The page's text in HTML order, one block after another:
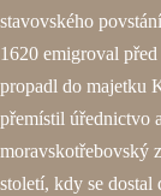
stavovského
1620 emigroval
propadl do majetku
přemístil úřednictvo
moravskotřebovský
století, kdy se dostal